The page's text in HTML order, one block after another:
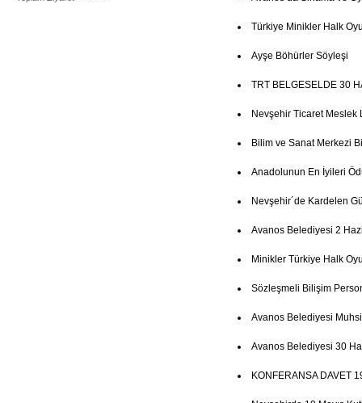
Türkiye Minikler Halk
Ayşe Böhürler Söyleşi
TRT BELGESELDE 30
Nevşehir Ticaret Meslek
Bilim ve Sanat Merkezi
Anadolunun En İyileri
Nevşehir´de Kardelen
Avanos Belediyesi 2
Minikler Türkiye Halk
Sözleşmeli Bilişim
Avanos Belediyesi
Avanos Belediyesi 30
KONFERANSA DAVET